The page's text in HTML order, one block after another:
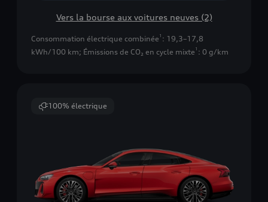
Vers la bourse aux voitures neuves (2)
Consommation électrique combinée 1 : 19,3–17,8
kWh/100 km; Émissions de CO₂ en cycle mixte 1 : 0 g/km
100% électrique